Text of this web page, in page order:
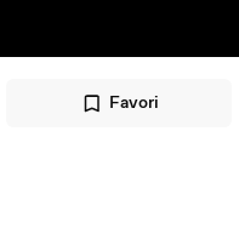
Favori